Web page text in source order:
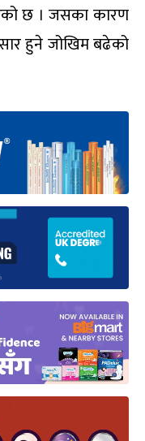
छ । जसका कारण
हुने जोखिम बढेको